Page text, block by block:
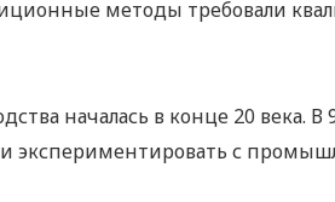
методы требовали
началась в конце 20 века. В
экспериментировать с